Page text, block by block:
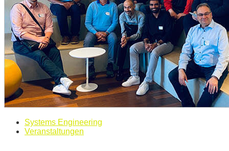
Systems Engineering
Veranstaltungen